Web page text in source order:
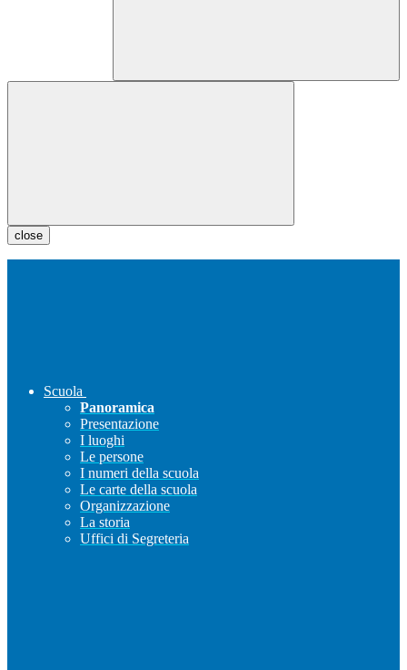
close
Scuola
Panoramica
Presentazione
I luoghi
Le persone
I numeri della scuola
Le carte della scuola
Organizzazione
La storia
Uffici di Segreteria